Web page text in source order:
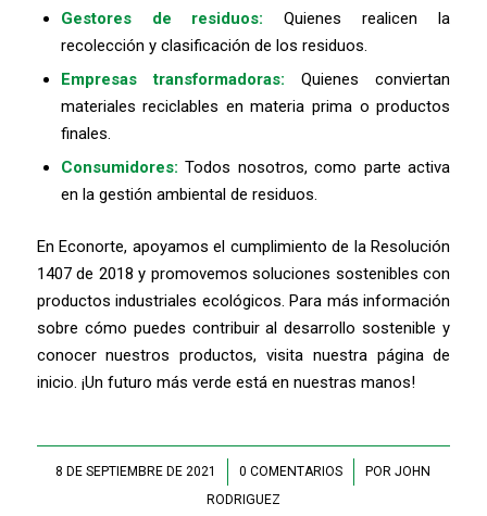
Gestores de residuos: Quienes realicen la
recolección y clasificación de los residuos.
Empresas transformadoras: Quienes conviertan
materiales reciclables en materia prima o productos
finales.
Consumidores: Todos nosotros, como parte activa
en la gestión ambiental de residuos.
En Econorte, apoyamos el cumplimiento de la Resolución
1407 de 2018 y promovemos soluciones sostenibles con
productos industriales ecológicos. Para más información
sobre cómo puedes contribuir al desarrollo sostenible y
conocer nuestros productos, visita nuestra página de
inicio. ¡Un futuro más verde está en nuestras manos!
8 DE SEPTIEMBRE DE 2021
/ 0 COMENTARIOS
/ PORJOHN
RODRIGUEZ